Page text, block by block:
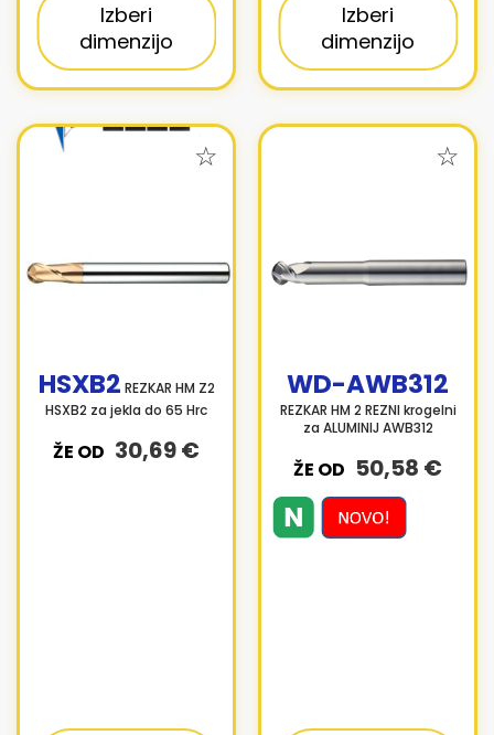
Izberi
dimenzijo
Izberi
dimenzijo
HSXB2 REZKAR HM Z2
HSXB2 za jekla do 65 Hrc
ŽE OD 30,69 €
WD-AWB312
REZKAR HM 2 REZNI krogelni
za ALUMINIJ AWB312
ŽE OD 50,58 €